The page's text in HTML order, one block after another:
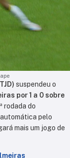
suspendeu o
por 1 a 0 sobre
rodada do
pelo
mais um jogo de